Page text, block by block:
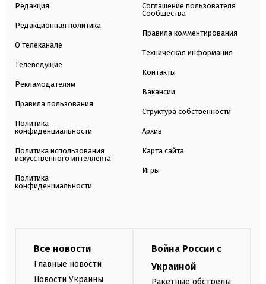
Редакция
Редакционная политика
О телеканале
Телеведущие
Рекламодателям
Правила пользования
Политика
конфиденциальности
Политика использования
искусственного интеллекта
Политика
конфиденциальности
Соглашение пользователя
Сообщества
Правила комментирования
Техническая информация
Контакты
Вакансии
Структура собственности
Архив
Карта сайта
Игры
Все новости
Главные новости
Новости Украины
Война России с
Украиной
Ракетные обстрелы